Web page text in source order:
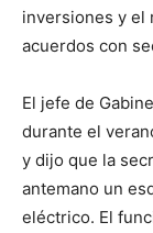
inversiones y el
acuerdos con
El jefe de
durante el
y dijo que la
antemano un
eléctrico. El